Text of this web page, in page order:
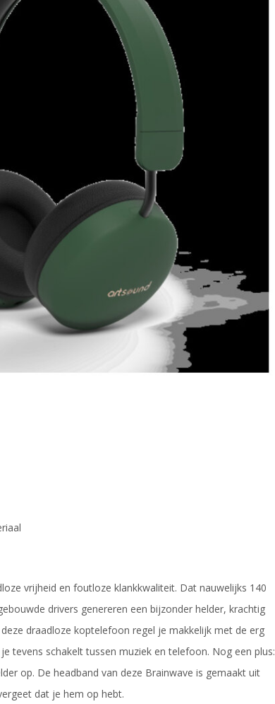
vrijheid en foutloze klankkwaliteit. Dat nauwelijks 140
drivers genereren een bijzonder helder, krachtig
draadloze koptelefoon regel je makkelijk met de erg
tevens schakelt tussen muziek en telefoon. Nog een plus:
op. De headband van deze Brainwave is gemaakt uit
dat je hem op hebt.